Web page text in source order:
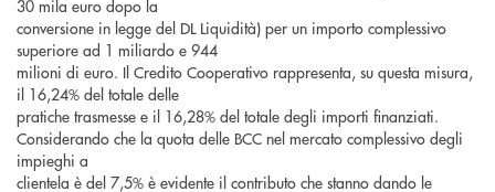
30 mila euro dopo la
conversione in legge del DL Liquidità) per un importo complessivo
superiore ad 1 miliardo e 944
milioni di euro. Il Credito Cooperativo rappresenta, su questa misura,
il 16,24% del totale delle
pratiche trasmesse e il 16,28% del totale degli importi finanziati.
Considerando che la quota delle BCC nel mercato complessivo degli
impieghi a
clientela è del 7,5% è evidente il contributo che stanno dando le